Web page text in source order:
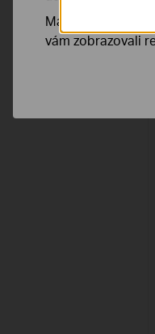
Marketingové
vám zobrazovali